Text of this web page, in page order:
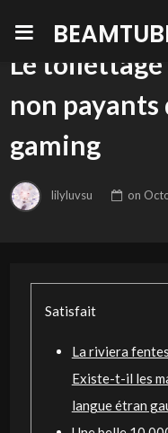
BLOG
Le toilettage
non payants
gaming
lilyluvsu on
Satisfait
La riviera
Existe-t-il les
langue étran